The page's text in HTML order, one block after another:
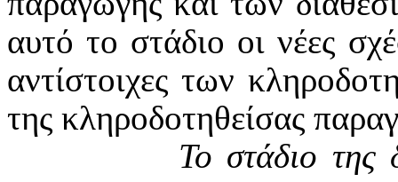
αυτό το στάδιο οι νέες
αντίστοιχες των
της κληροδοτηθείσας
Το στάδιο της